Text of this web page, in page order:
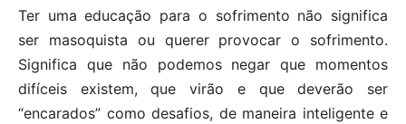
Ter uma educação para o sofrimento não significa
ser masoquista ou querer provocar o sofrimento.
Significa que não podemos negar que momentos
difíceis existem, que virão e que deverão ser
“encarados” como desafios, de maneira inteligente e